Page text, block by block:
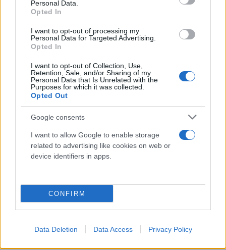
Personal Data.
Opted In
I want to opt-out of processing my
Personal Data for Targeted Advertising.
Opted In
I want to opt-out of Collection, Use,
Retention, Sale, and/or Sharing of my
Personal Data that Is Unrelated with the
Purposes for which it was collected.
Opted Out
Google consents
I want to allow Google to enable storage
related to advertising like cookies on web or
device identifiers in apps.
CONFIRM
Data Deletion Data Access Privacy Policy
Η χαμηλή στάθμη του Δούναβη στη
Βουλγαρία αποκάλυψε τη γέφυρα του
Μεγάλου Κωνσταντίνου
06.08.2026